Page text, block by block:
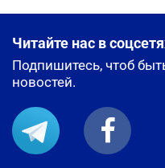
Читайте нас в
Подпишитесь, чтоб
новостей.